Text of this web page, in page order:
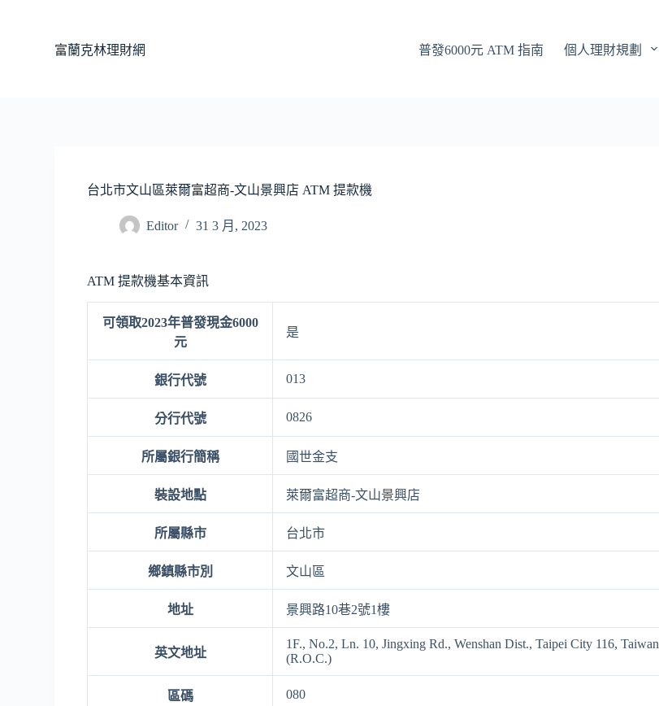
富蘭克林理財網 普發6000元 ATM 指南 個人理財規劃
台北市文山區萊爾富超商-文山景興店 ATM 提款機
Editor 31 3 月, 2023
ATM 提款機基本資訊
可領取2023年普發現金6000
元
是
銀行代號 013
分行代號 0826
所屬銀行簡稱 國世金支
裝設地點 萊爾富超商-文山景興店
所屬縣市 台北市
鄉鎮縣市別 文山區
地址 景興路10巷2號1樓
英文地址
1F., No.2, Ln. 10, Jingxing Rd., Wenshan Dist., Taipei City 116, Taiwan
(R.O.C.)
區碼 080